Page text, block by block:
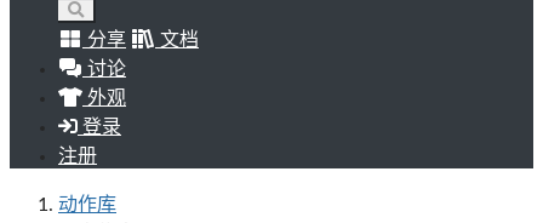
分享
文档
讨论
外观
登录
注册
动作库